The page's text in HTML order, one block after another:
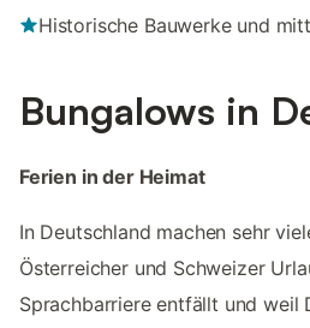
Historische Bauwerke und
Bungalows in
Ferien in der Heimat
In Deutschland machen sehr
Österreicher und Schweizer
Sprachbarriere entfällt und weil